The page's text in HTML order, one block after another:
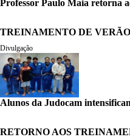
Professor Paulo Maia retorna
TREINAMENTO DE VERÃO
Divulgação
Alunos da Judocam
RETORNO AOS